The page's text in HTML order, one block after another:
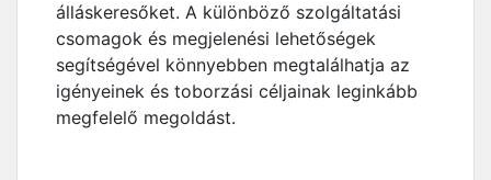
álláskeresőket. A különböző szolgáltatási
csomagok és megjelenési lehetőségek
segítségével könnyebben megtalálhatja az
igényeinek és toborzási céljainak leginkább
megfelelő megoldást.